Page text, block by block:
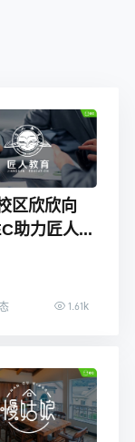
区欣欣向
助力匠人...
1.61k